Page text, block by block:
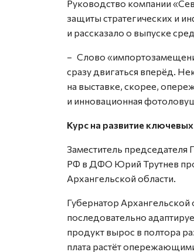
Руководство компании
защиты стратегических и
и рассказало о выпуске
– Слово
сразу двигаться вперёд.
на выставке, скорее,
и инновационная
Курс на развитие
Заместитель председателя
РФ в ДФО Юрий Трутнев
Архангельской области.
Губернатор
последовательно
продукт вырос в полтора
плата растёт